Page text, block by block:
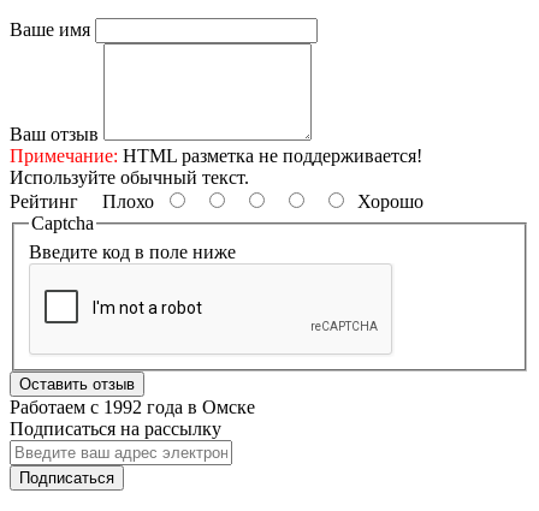
Ваше имя
Ваш отзыв
Примечание: HTML разметка не поддерживается!
Используйте обычный текст.
Рейтинг Плохо
Хорошо
Captcha
Введите код в поле ниже
Оставить отзыв
Работаем с 1992 года в Омске
Подписаться на рассылку
Подписаться